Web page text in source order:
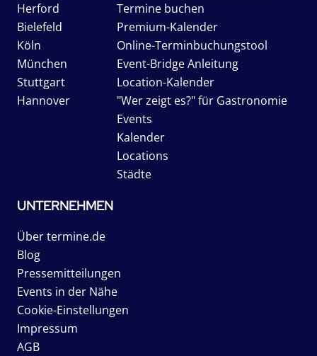
Herford
Bielefeld
Köln
München
Stuttgart
Hannover
Termine buchen
Premium-Kalender
Online-Terminbuchungstool
Event-Bridge Anleitung
Location-Kalender
"Wer zeigt es?" für Gastronomie
Events
Kalender
Locations
Städte
UNTERNEHMEN
Über termine.de
Blog
Pressemitteilungen
Events in der Nähe
Cookie-Einstellungen
Impressum
AGB